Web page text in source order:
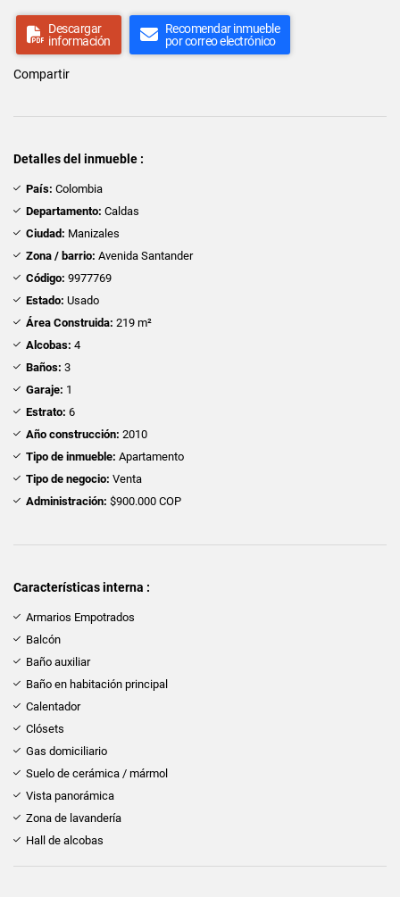
Descargar
información
Recomendar inmueble
por correo electrónico
Compartir
Detalles del inmueble :
País: Colombia
Departamento: Caldas
Ciudad: Manizales
Zona / barrio: Avenida Santander
Código: 9977769
Estado: Usado
Área Construida: 219 m²
Alcobas: 4
Baños: 3
Garaje: 1
Estrato: 6
Año construcción: 2010
Tipo de inmueble: Apartamento
Tipo de negocio: Venta
Administración: $900.000 COP
Características interna :
Armarios Empotrados
Balcón
Baño auxiliar
Baño en habitación principal
Calentador
Clósets
Gas domiciliario
Suelo de cerámica / mármol
Vista panorámica
Zona de lavandería
Hall de alcobas